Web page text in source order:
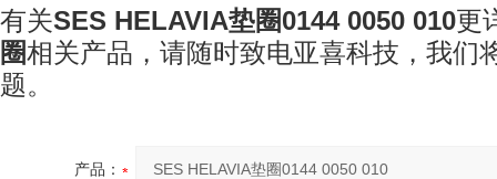
有关SES HELAVIA垫圈0144 0050 010更
圈相关产品，请随时致电亚喜科技 ，我们
题。
产品：